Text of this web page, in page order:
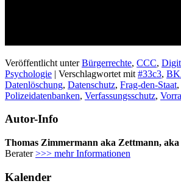
Veröffentlicht unter Bürgerrechte, CCC,
Psychologie | Verschlagwortet mit #33c3,
Datenlöschung, Datenschutz, Frag-den-Staat,
Polizeidatenbanken, Verfassungsschutz,
Autor-Info
Thomas Zimmermann aka Zettmann,
Berater>>> mehr Informationen
Kalender